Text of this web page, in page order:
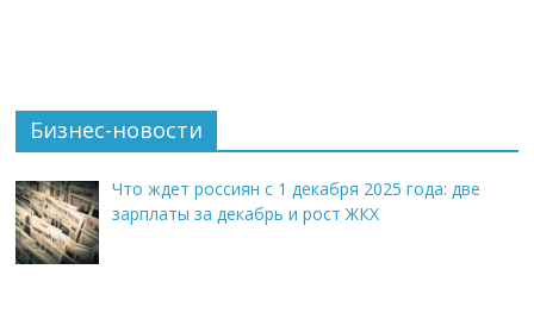
Бизнес-новости
Что ждет россиян с 1 декабря 2025 года: две
зарплаты за декабрь и рост ЖКХ